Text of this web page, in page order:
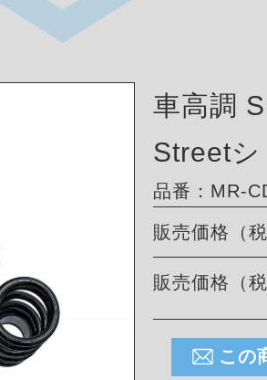
車高調
Street
品番：MR-
販売価格（
販売価格（
この